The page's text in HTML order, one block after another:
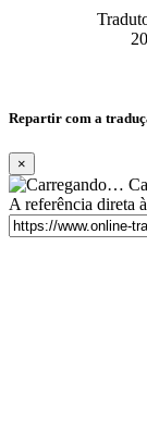
Repartir com a
×
A referência direta